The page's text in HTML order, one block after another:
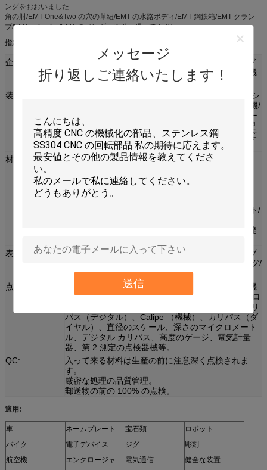
メッセージ
折り返しご連絡いたします！
送信
ングをおおいました
角の肘/EMT One&Two の穴の革紐/EMT の水路ボディ/EMT 鋼鉄箱/EMT クラン
プ/EMT ハンガー/EMT のベンダーを引っ張って下さい
指定:
企業:
等を印刷する機械類、電子工学、自動装置、ハード
ウェア、自動車、コンピュータ、化学薬品、医療機
器、防衛。
装置の機能:
CNC の旋盤/旋盤/Machines/CNC の曲がる機械/マシ
ニング センター/粉砕機/フライス盤/回転機械溶接機/
打抜き機のせん断する自動 Lathes/CNC はワイヤー
切口レーザーの切口/機械/磨く機械/結合された処理
機械および他に溝を堀る打つ機械プロセス用機器等
を専門にしました。
材料の機能:
アルミ合金: 5052/6061/6063/2017/7075 等。
銅/青銅
ステンレス鋼: 201/202/303/304/316/412 等。
鋼鉄合金: 炭素鋼は/鋼鉄等死にます。
他の特別な材料: ルーサイト/ナイロン/ベークライト/
さまざまな種類の材料はあなたの条件に従って私達
表面処理:
陽極酸化は/酸化物/////絵画/粉のポーランド語粉砕ブ
ラシをかけること電気めっき/熱処理をコーティング/
ニッケル メッキ黒くします。
点検工具細工:
外のマイクロメートル、中のマイクロメートル（機
械）、Digimatic のマイクロメートル、内部マイクロ
メートル、機械カリパス、バーニヤ カリパス、カリ
パス（デジタル）、Calipe （機械）、カリパス（ダ
イヤル）、直径のスケール、深さのマイクロメート
ル、デジタル カリパス、高度のゲージ、電気計量
器、第 2 測定の点検器械等。
QC:
入って来る材料は生産の前に注意深く点検されま
す。
厳密な処理の品質管理。
郵送物の前の 100% の点検。
適用:
車
バイク
航空機
ネームプレート
電子デバイス
エンクロージャ
宝石類
ジグ
電気通信
ロボット
彫刻
健全な装置